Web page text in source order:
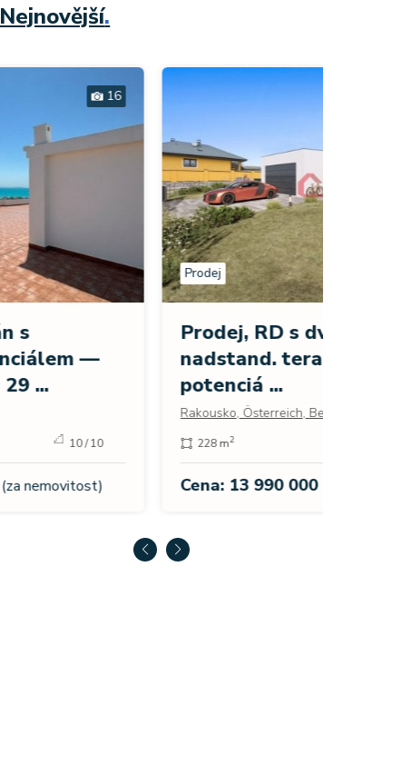
Nejnovější.
Prodej
Prodej, RD s dvojgaráží,
nadstand. terasou a velkým
potenciá ...
Rakousko, Österreich, Bezirk Mistelbach
228 m2
Cena: 13 990 000 Kč(za nemovitost)